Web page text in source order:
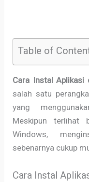
Table of
Cara Instal Aplikasi
salah satu
yang
Meskipun terlihat
Windows,
sebenarnya cukup
Cara Instal